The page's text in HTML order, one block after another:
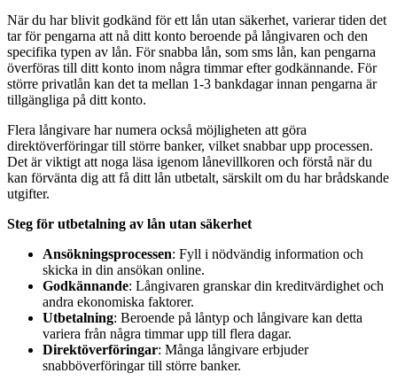
När du har blivit godkänd för ett lån utan säkerhet, varierar tiden det
tar för pengarna att nå ditt konto beroende på långivaren och den
specifika typen av lån. För snabba lån, som sms lån, kan pengarna
överföras till ditt konto inom några timmar efter godkännande. För
större privatlån kan det ta mellan 1-3 bankdagar innan pengarna är
tillgängliga på ditt konto.
Flera långivare har numera också möjligheten att göra
direktöverföringar till större banker, vilket snabbar upp processen.
Det är viktigt att noga läsa igenom lånevillkoren och förstå när du
kan förvänta dig att få ditt lån utbetalt, särskilt om du har brådskande
utgifter.
Steg för utbetalning av lån utan säkerhet
Ansökningsprocessen: Fyll i nödvändig information och
skicka in din ansökan online.
Godkännande: Långivaren granskar din kreditvärdighet och
andra ekonomiska faktorer.
Utbetalning: Beroende på låntyp och långivare kan detta
variera från några timmar upp till flera dagar.
Direktöverföringar: Många långivare erbjuder
snabböverföringar till större banker.